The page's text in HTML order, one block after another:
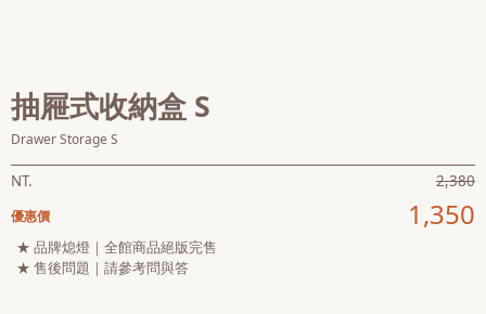
會員登入
抽屜式收納盒 S
Drawer Storage S
NT. 2,380
優惠價 1,350
★ 品牌熄燈｜全館商品絕版完售
★ 售後問題｜請參考問與答